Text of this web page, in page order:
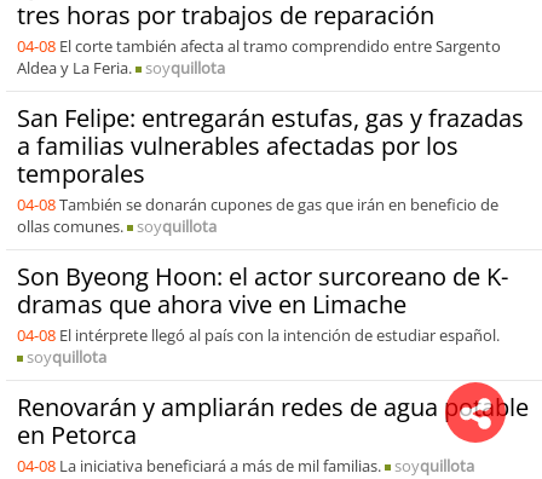
tres horas por trabajos de reparación
04-08 El corte también afecta al tramo comprendido entre Sargento
Aldea y La Feria.
soyquillota
San Felipe: entregarán estufas, gas y frazadas
a familias vulnerables afectadas por los
temporales
04-08También se donarán cupones de gas que irán en beneficio de
ollas comunes.
soyquillota
Son Byeong Hoon: el actor surcoreano de K-
dramas que ahora vive en Limache
04-08 El intérprete llegó al país con la intención de estudiar español.
soyquillota
Renovarán y ampliarán redes de agua potable
en Petorca
04-08 La iniciativa beneficiará a más de mil familias. soyquillota